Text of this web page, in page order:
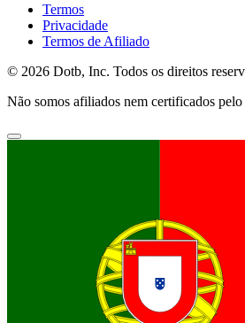
Termos
Privacidade
Termos de Afiliado
© 2026 Dotb, Inc. Todos os direitos
Não somos afiliados nem certificados